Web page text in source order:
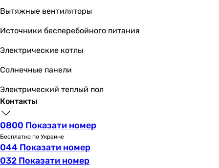
Вытяжные вентиляторы
Источники бесперебойного питания
Электрические котлы
Солнечные панели
Электрический теплый пол
Контакты
0800 Показати номер
Бесплатно по Украине
044 Показати номер
032 Показати номер